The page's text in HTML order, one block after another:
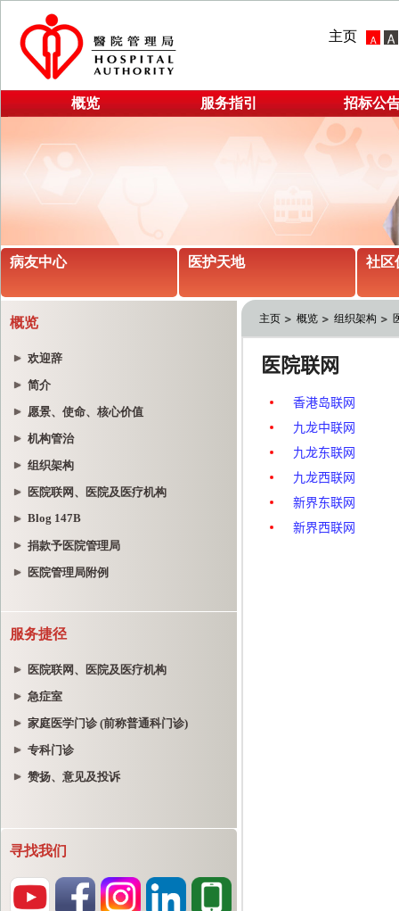
主页
概览 服务指引 招标公
病友中心 医护天地 社区
概览
欢迎辞
简介
愿景、使命、核心价值
机构管治
组织架构
医院联网、医院及医疗机构
Blog 147B
捐款予医院管理局
医院管理局附例
服务捷径
医院联网、医院及医疗机构
急症室
家庭医学门诊 (前称普通科门诊)
专科门诊
赞扬、意见及投诉
寻找我们
主页 概览 组织架构